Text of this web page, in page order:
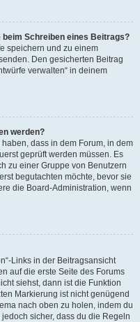
Schreiben eines Beitrags?
speichern und zu einem
Den gesicherten Beitrag
verwalten“ in deinem
werden?
dass in dem Forum, in dem
geprüft werden müssen. Es
zu einer Gruppe von Benutzern
begutachten möchte, bevor sie
die Board-Administration, wenn
Links in der Beitragsansicht
auf die erste Seite des Forums
siehst, dann ist die Funktion
Markierung ist nicht genügend
nach oben zu holen, indem du
sicher, dass du die Regeln